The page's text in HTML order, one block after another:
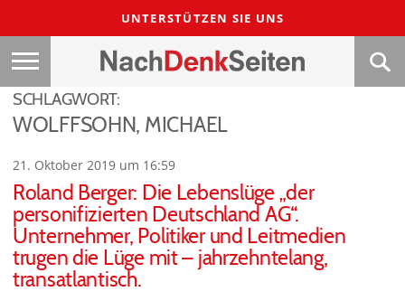
UNTERSTÜTZEN SIE UNS
SCHLAGWORT:
WOLFFSOHN, MICHAEL
21. Oktober 2019 um 16:59
Roland Berger: Die Lebenslüge „der
personifizierten Deutschland AG“.
Unternehmer, Politiker und Leitmedien
trugen die Lüge mit – jahrzehntelang,
transatlantisch.